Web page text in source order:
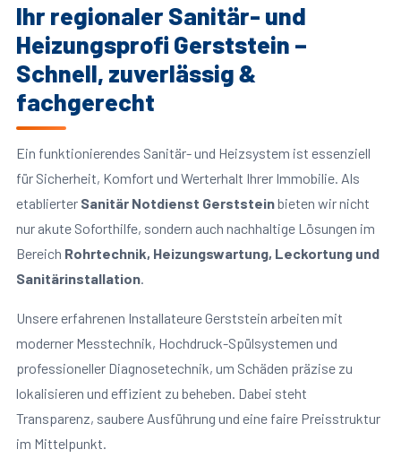
Ihr regionaler Sanitär- und
Heizungsprofi Gerststein –
Schnell, zuverlässig &
fachgerecht
Ein funktionierendes Sanitär- und Heizsystem ist essenziell
für Sicherheit, Komfort und Werterhalt Ihrer Immobilie. Als
etablierter Sanitär Notdienst Gerststeinbieten wir nicht
nur akute Soforthilfe, sondern auch nachhaltige Lösungen im
Bereich Rohrtechnik, Heizungswartung, Leckortung und
Sanitärinstallation.
Unsere erfahrenen Installateure Gerststein arbeiten mit
moderner Messtechnik, Hochdruck-Spülsystemen und
professioneller Diagnosetechnik, um Schäden präzise zu
lokalisieren und effizient zu beheben. Dabei steht
Transparenz, saubere Ausführung und eine faire Preisstruktur
im Mittelpunkt.